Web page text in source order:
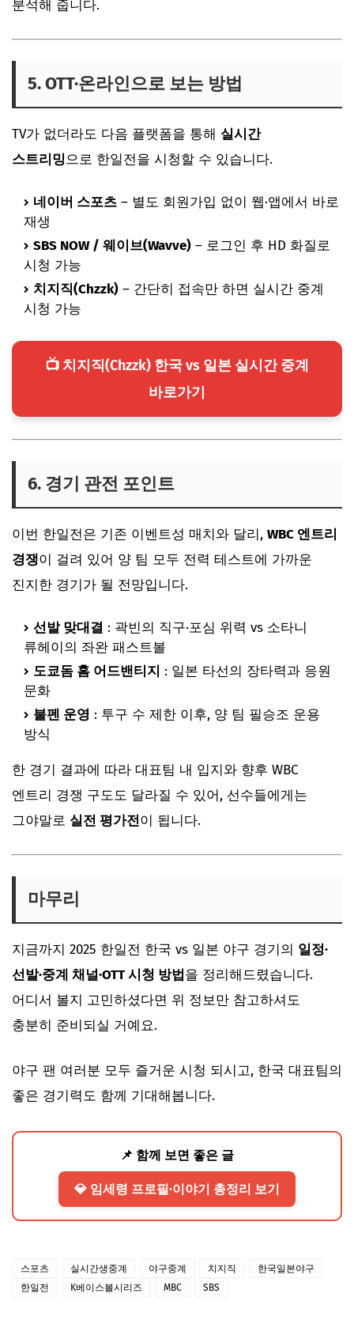
분석해 줍니다.
5. OTT·온라인으로 보는 방법
TV가 없더라도 다음 플랫폼을 통해 실시간
스트리밍으로 한일전을 시청할 수 있습니다.
네이버 스포츠 – 별도 회원가입 없이 웹·앱에서 바로
재생
SBS NOW / 웨이브(Wavve) – 로그인 후 HD 화질로
시청 가능
치지직(Chzzk) – 간단히 접속만 하면 실시간 중계
시청 가능
📺 치지직(Chzzk) 한국 vs 일본 실시간 중계
바로가기
6. 경기 관전 포인트
이번 한일전은 기존 이벤트성 매치와 달리, WBC 엔트리
경쟁이 걸려 있어 양 팀 모두 전력 테스트에 가까운
진지한 경기가 될 전망입니다.
선발 맞대결 : 곽빈의 직구·포심 위력 vs 소타니
류헤이의 좌완 패스트볼
도쿄돔 홈 어드밴티지 : 일본 타선의 장타력과 응원
문화
불펜 운영 : 투구 수 제한 이후, 양 팀 필승조 운용
방식
한 경기 결과에 따라 대표팀 내 입지와 향후 WBC
엔트리 경쟁 구도도 달라질 수 있어, 선수들에게는
그야말로 실전 평가전이 됩니다.
마무리
지금까지 2025 한일전 한국 vs 일본 야구 경기의 일정·
선발·중계 채널·OTT 시청 방법을 정리해드렸습니다.
어디서 볼지 고민하셨다면 위 정보만 참고하셔도
충분히 준비되실 거예요.
야구 팬 여러분 모두 즐거운 시청 되시고, 한국 대표팀의
좋은 경기력도 함께 기대해봅니다.
📌 함께 보면 좋은 글
💎 임세령 프로필·이야기 총정리 보기
스포츠 실시간생중계 야구중계 치지직
한국일본야구
한일전
K베이스볼시리즈 MBC SBS